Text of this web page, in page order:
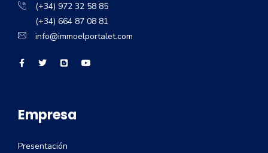
(+34) 972 32 58 85
(+34) 664 87 08 81
info@immoelportalet.com
Empresa
Presentación